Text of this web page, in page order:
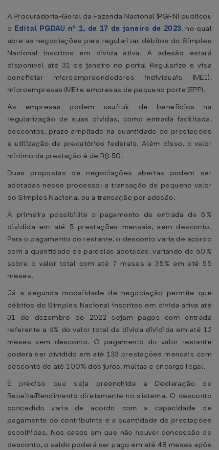
A Procuradoria-Geral da Fazenda Nacional (PGFN) publicou
o Edital PGDAU nº 1, de 17 de janeiro de 2023, no qual
abre as negociações para regularizar débitos do Simples
Nacional inscritos em dívida ativa. A adesão estará
disponível até 31 de janeiro no portal Regularize e visa
beneficiar microempreendedores individuais (MEI),
microempresas (ME) e empresas de pequeno porte (EPP).
As empresas podem usufruir de benefícios na
regularização de suas dívidas, como entrada facilitada,
descontos, prazo ampliado na quantidade de prestações
e utilização de precatórios federais. Além disso, o valor
mínimo da prestação é de R$ 50.
Duas propostas de negociações abertas podem ser
adotadas nesse processo: a transação de pequeno valor
do Simples Nacional ou a transação por adesão.
A primeira possibilita o pagamento de entrada de 5%
dividida em até 5 prestações mensais, sem desconto.
Para o pagamento do restante, o desconto varia de acordo
com a quantidade de parcelas adotadas, variando de 50%
sobre o valor total com até 7 meses a 35% em até 55
meses.
Já a segunda modalidade de negociação permite que
débitos do Simples Nacional inscritos em dívida ativa até
31 de dezembro de 2022 sejam pagos com entrada
referente a 6% do valor total da dívida dividida em até 12
meses sem desconto. O pagamento do valor restante
poderá ser dividido em até 133 prestações mensais com
desconto de até 100% dos juros, multas e encargo legal.
É preciso que seja preenchida a Declaração de
Receita/Rendimento diretamente no sistema. O desconto
concedido varia de acordo com a capacidade de
pagamento do contribuinte e a quantidade de prestações
escolhidas. Nos casos em que não houver concessão de
desconto, o saldo poderá ser pago em até 48 meses após